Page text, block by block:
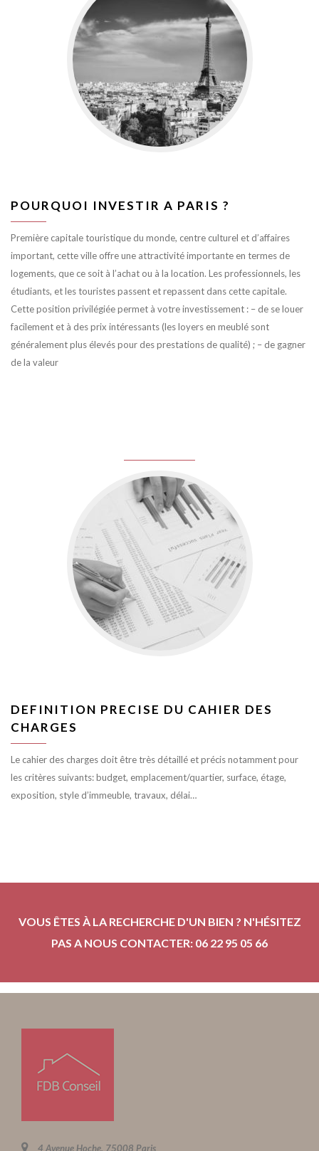
POURQUOI INVESTIR A PARIS ?
Première capitale touristique du monde, centre culturel et d’affaires
important, cette ville offre une attractivité importante en termes de
logements, que ce soit à l’achat ou à la location. Les professionnels, les
étudiants, et les touristes passent et repassent dans cette capitale.
Cette position privilégiée permet à votre investissement : – de se louer
facilement et à des prix intéressants (les loyers en meublé sont
généralement plus élevés pour des prestations de qualité) ; – de gagner
de la valeur
DEFINITION PRECISE DU CAHIER DES
CHARGES
Le cahier des charges doit être très détaillé et précis notamment pour
les critères suivants: budget, emplacement/quartier, surface, étage,
exposition, style d’immeuble, travaux, délai…
VOUS ÊTES À LA RECHERCHE D'UN BIEN ? N'HÉSITEZ
PAS A NOUS CONTACTER: 06 22 95 05 66
4 Avenue Hoche, 75008 Paris